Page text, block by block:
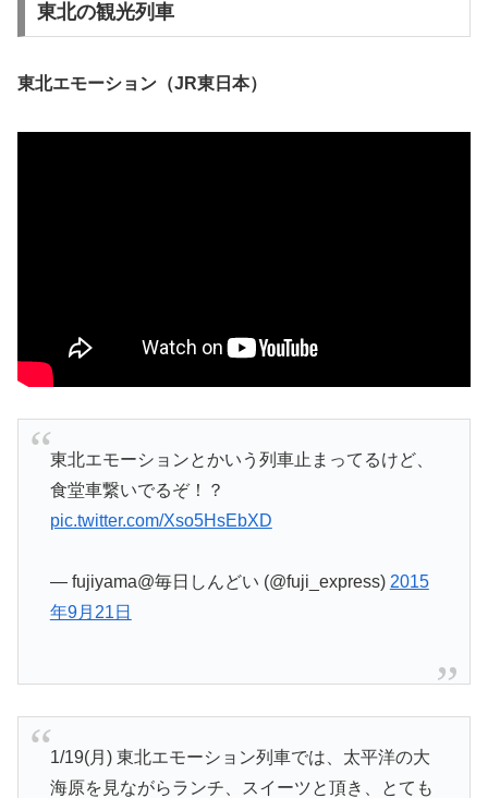
東北の観光列車
東北エモーション（JR東日本）
東北エモーションとかいう列車止まってるけど、
食堂車繋いでるぞ！？
pic.twitter.com/Xso5HsEbXD
— fujiyama@毎日しんどい (@fuji_express) 2015
年9月21日
1/19(月) 東北エモーション列車では、太平洋の大
海原を見ながらランチ、スイーツと頂き、とても